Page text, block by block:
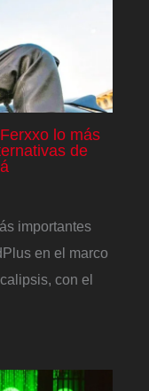
lo más
de
importantes
en el marco
con el